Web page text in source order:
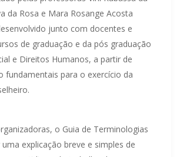
da Rosa e Mara Rosange Acosta
junto com docentes e
de graduação e da pós graduação
e Direitos Humanos, a partir de
fundamentais para o exercício da
o Guia de Terminologias
explicação breve e simples de